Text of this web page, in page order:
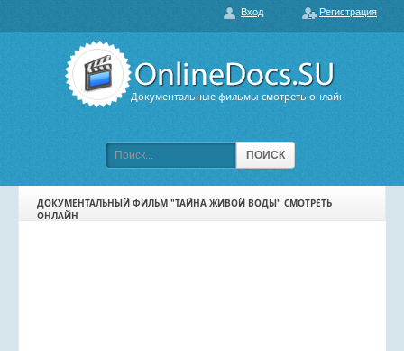
Документальные фильмы смотреть онлайн
ПОИСК
О нас
Вход Регистрация
ПОПУЛЯРНЫЕ
ПОДБОРКИ ФИЛЬМОВ
ДОКУМЕНТАЛЬНЫЙ ФИЛЬМ "ТАЙНА ЖИВОЙ ВОДЫ" СМОТРЕТЬ
ОНЛАЙН